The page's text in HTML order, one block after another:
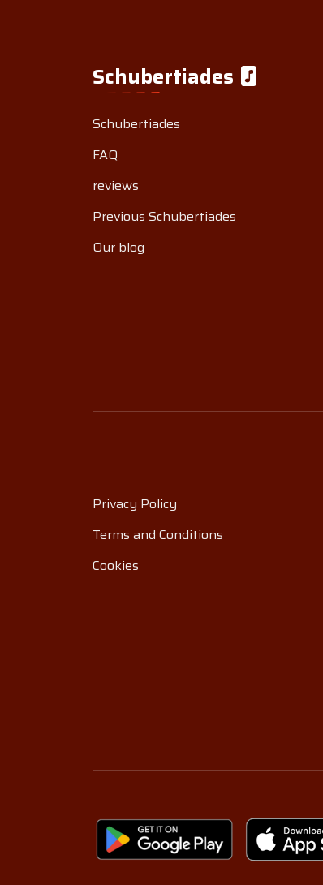
Schubertiades
Schubertiades
FAQ
reviews
Previous Schubertiades
Our blog
Privacy Policy
Terms and Conditions
Cookies